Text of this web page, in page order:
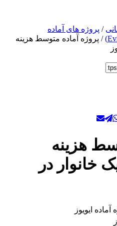
/ پروژه های آماده
/ پروژه آماده متوسط هزینه
هزینه
خانوار در
آماده ایویوز